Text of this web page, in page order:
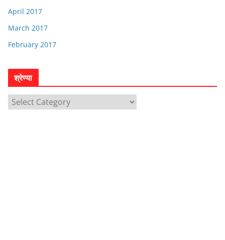
April 2017
March 2017
February 2017
श्रेण्या
श्रे
ण्या